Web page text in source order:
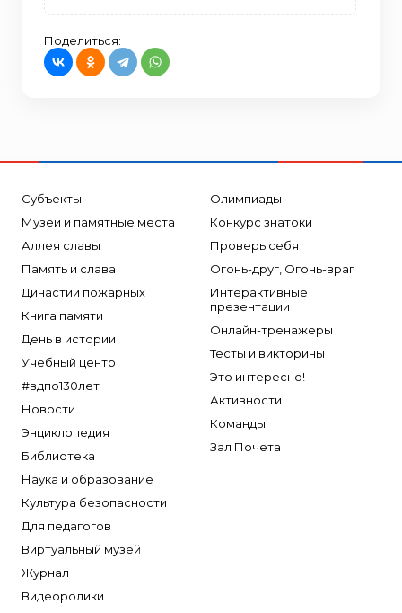
Поделиться:
Субъекты
Музеи и памятные места
Аллея славы
Память и слава
Династии пожарных
Книга памяти
День в истории
Учебный центр
#вдпо130лет
Новости
Энциклопедия
Библиотека
Наука и образование
Культура безопасности
Для педагогов
Виртуальный музей
Журнал
Видеоролики
Олимпиады
Конкурс знатоки
Проверь себя
Огонь-друг, Огонь-враг
Интерактивные
презентации
Онлайн-тренажеры
Тесты и викторины
Это интересно!
Активности
Команды
Зал Почета